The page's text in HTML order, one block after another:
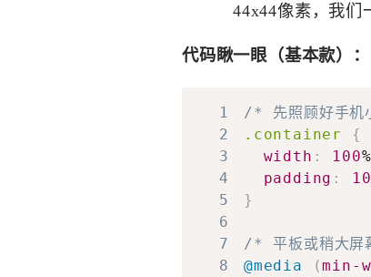
44x44像素，我们
代码瞅一眼（基本款）：
1
/* 先照顾好手
2
.container
{
3
width : 100%
4
padding : 10
5
}
6
7
/* 平板或稍大屏
8
@media (min-